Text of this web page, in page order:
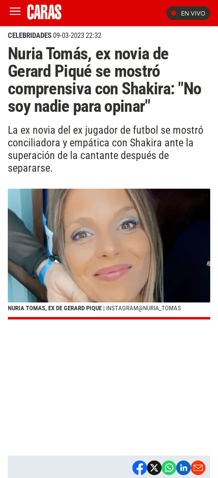
EN VIVO
CELEBRIDADES09-03-2023 22:32
Nuria Tomás, ex novia de
Gerard Piqué se mostró
comprensiva con Shakira: "No
soy nadie para opinar"
La ex novia del ex jugador de futbol se mostró
conciliadora y empática con Shakira ante la
superación de la cantante después de
separarse.
NURIA TOMAS, EX DE GERARD PIQUE | INSTAGRAM@NURIA_TOMAS